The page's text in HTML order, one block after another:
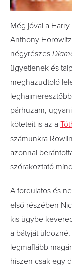
Még jóval a
Anthony
négyrészes
ügyetlenek és
meghazudtoló
párhuzam,
köteteit is az a
számunkra
azonnal
szórakoztató
A fordulatos és
első részében
kis ügybe
a bátyját
legmaflább
hiszen csak egy